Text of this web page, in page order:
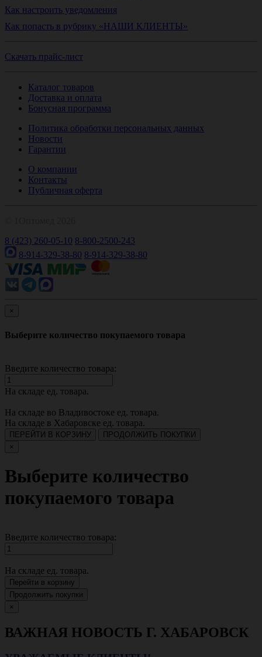
Как настроить уведомления
Как попасть в рубрику «НАШИ КЛИЕНТЫ»
Скачать прайс-лист
Каталог товаров
Доставка и оплата
Бонусная программа
Политика обработки персональных данных
Новости
Гарантии
О компании
Контакты
Публичная оферта
8 (423) 260-05-10 8-800-2500-243
8-914-329-38-80 8-914-329-38-80
×
Выберите количество покупаемого товара
Введите количество товара:
На складе ед. товара.
На складе во Владивостоке ед. товара.
На складе в Хабаровске ед. товара.
ПЕРЕЙТИ В КОРЗИНУ
ПРОДОЛЖИТЬ ПОКУПКИ
×
Выберите количество
покупаемого товара
Введите количество товара:
На складе ед. товара.
Перейти в корзину
Продолжить покупки
×
ВАЖНАЯ НОВОСТЬ Г. ХАБАРОВСК